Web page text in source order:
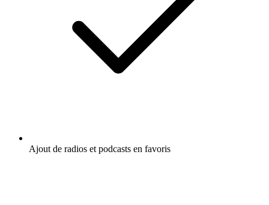
Ajout de radios et podcasts en favoris